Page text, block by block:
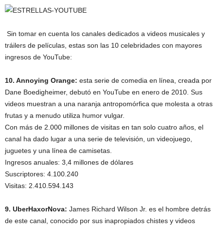
Sin tomar en cuenta los canales dedicados a videos musicales y
tráilers de películas, estas son las 10 celebridades con mayores
ingresos de YouTube:
10. Annoying Orange: esta serie de comedia en línea, creada por
Dane Boedigheimer, debutó en YouTube en enero de 2010. Sus
videos muestran a una naranja antropomórfica que molesta a otras
frutas y a menudo utiliza humor vulgar.
Con más de 2.000 millones de visitas en tan solo cuatro años, el
canal ha dado lugar a una serie de televisión, un videojuego,
juguetes y una línea de camisetas.
Ingresos anuales: 3,4 millones de dólares
Suscriptores: 4.100.240
Visitas: 2.410.594.143
9. UberHaxorNova: James Richard Wilson Jr. es el hombre detrás
de este canal, conocido por sus inapropiados chistes y videos